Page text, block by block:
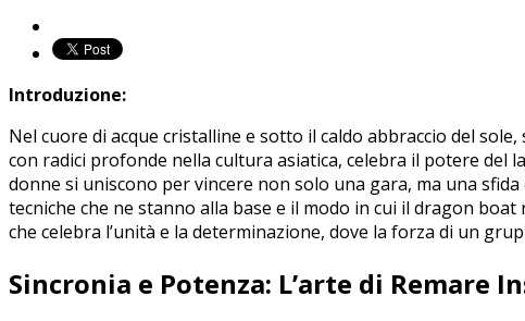
Introduzione:
Nel cuore di acque ‍cristalline e sotto ‍il caldo abbraccio del
con radici profonde nella cultura asiatica, celebra il ⁤potere‍ del
donne ⁤si‍ uniscono per​ vincere​ non solo‍ una gara,⁣ ma una⁣
tecniche che ne stanno alla base e il modo⁤ in cui ‍il dragon
‌che celebra l’unità e la determinazione, dove la ⁢forza di un
Sincronia ‍e Potenza: L’arte di Remare